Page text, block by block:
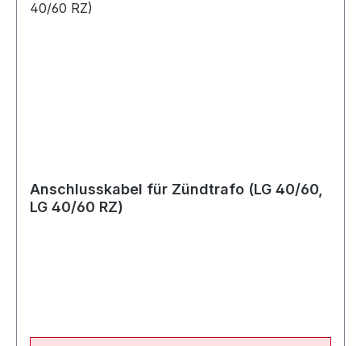
Anschlusskabel für Zündtrafo (LG 40/60,
LG 40/60 RZ)